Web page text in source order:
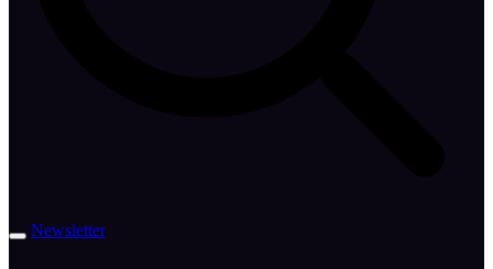
Newsletter